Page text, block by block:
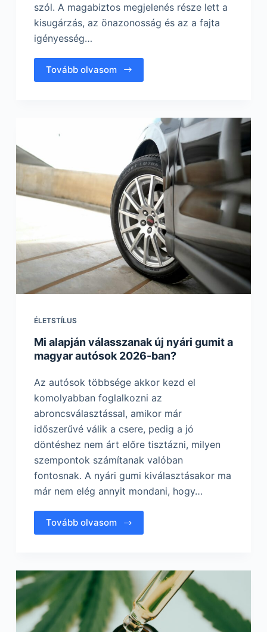
szól. A magabiztos megjelenés része lett a
kisugárzás, az önazonosság és az a fajta
igényesség…
Tovább olvasom
ÉLETSTÍLUS
Mi alapján válasszanak új nyári gumit a
magyar autósok 2026-ban?
Az autósok többsége akkor kezd el
komolyabban foglalkozni az
abroncsválasztással, amikor már
időszerűvé válik a csere, pedig a jó
döntéshez nem árt előre tisztázni, milyen
szempontok számítanak valóban
fontosnak. A nyári gumi kiválasztásakor ma
már nem elég annyit mondani, hogy…
Tovább olvasom